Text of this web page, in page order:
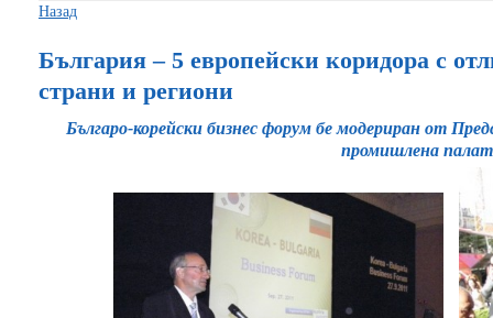
Назад
България – 5 европейски коридора с
страни и региони
Българо-корейски бизнес форум бе модериран от
промишлена